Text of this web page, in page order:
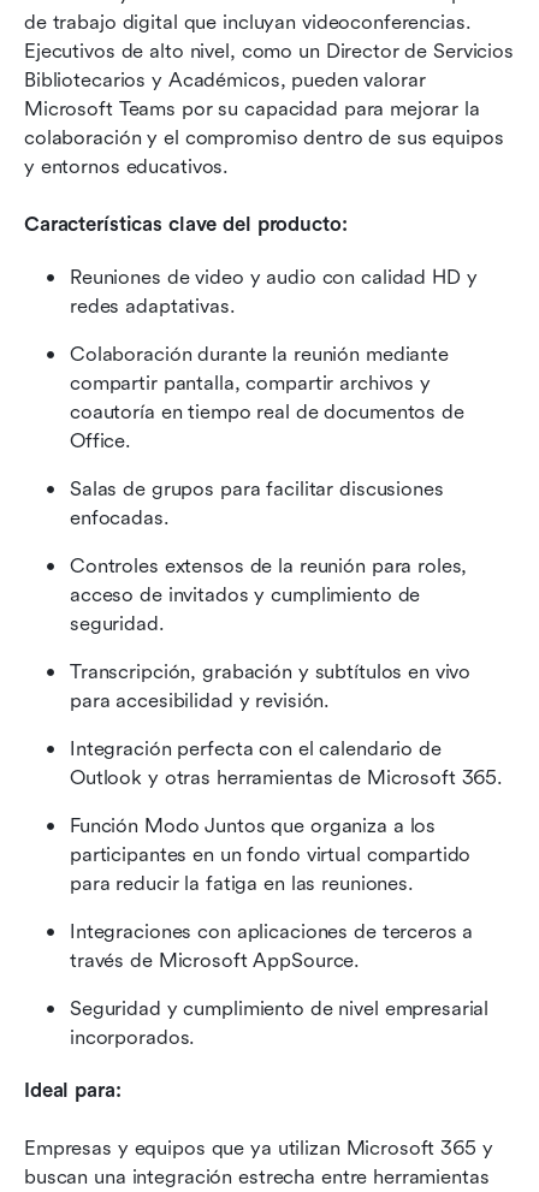
de trabajo digital que incluyan videoconferencias.
Ejecutivos de alto nivel, como un Director de Servicios
Bibliotecarios y Académicos, pueden valorar
Microsoft Teams por su capacidad para mejorar la
colaboración y el compromiso dentro de sus equipos
y entornos educativos.
Características clave del producto:
Reuniones de video y audio con calidad HD y
redes adaptativas.
Colaboración durante la reunión mediante
compartir pantalla, compartir archivos y
coautoría en tiempo real de documentos de
Office.
Salas de grupos para facilitar discusiones
enfocadas.
Controles extensos de la reunión para roles,
acceso de invitados y cumplimiento de
seguridad.
Transcripción, grabación y subtítulos en vivo
para accesibilidad y revisión.
Integración perfecta con el calendario de
Outlook y otras herramientas de Microsoft 365.
Función Modo Juntos que organiza a los
participantes en un fondo virtual compartido
para reducir la fatiga en las reuniones.
Integraciones con aplicaciones de terceros a
través de Microsoft AppSource.
Seguridad y cumplimiento de nivel empresarial
incorporados.
Ideal para:
Empresas y equipos que ya utilizan Microsoft 365 y
buscan una integración estrecha entre herramientas